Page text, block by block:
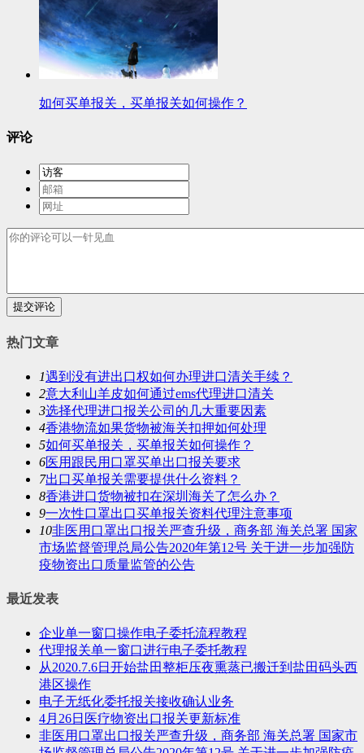
如何买单报关，买单报关如何操作？
评论
提交评论
热门文章
1遇到没有进出口权如何办理进口清关手续？
2意大利山羊皮如何通过ems代理进口清关
3选择代理进口报关公司的几大重要因素
4香港物流如果货物被海关扣押如何处理
5如何买单报关，买单报关如何操作？
6医用跟民用口罩买单出口报关要求
7出口买单报关需要提供什么资料？
8香港进口货物被扣在深圳海关了怎么办？
9一次性口罩出口买单报关资料代理注意事项
10非医用口罩出口报关严查升级，商务部 海关总署 国家
市场监督管理总局公告2020年第12号 关于进一步加强防
疫物资出口质量监管的公告
最近发表
企业单一窗口操作电子委托流程教程
代理报关单一窗口进行电子委托教程
从2020.7.6日开始盐田整柜压夜熏蒸已搬迁到盐田码头西
港区操作
电子无纸化委托报关接收确认业务
4月26日医疗物资出口报关更新标准
非医用口罩出口报关严查升级，商务部 海关总署 国家市